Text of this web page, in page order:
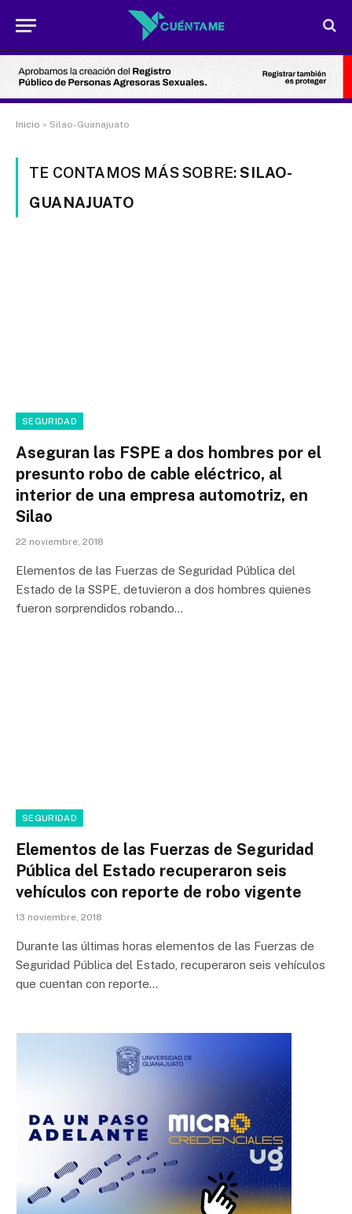
Inicio » Silao-Guanajuato
TE CONTAMOS MÁS SOBRE:SILAO-
GUANAJUATO
SEGURIDAD
Aseguran las FSPE a dos hombres por el
presunto robo de cable eléctrico, al
interior de una empresa automotriz, en
Silao
22 noviembre, 2018
Elementos de las Fuerzas de Seguridad Pública del
Estado de la SSPE, detuvieron a dos hombres quienes
fueron sorprendidos robando…
SEGURIDAD
Elementos de las Fuerzas de Seguridad
Pública del Estado recuperaron seis
vehículos con reporte de robo vigente
13 noviembre, 2018
Durante las últimas horas elementos de las Fuerzas de
Seguridad Pública del Estado, recuperaron seis vehículos
que cuentan con reporte…